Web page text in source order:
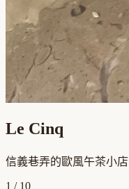
Le Cinq
信義巷弄的歐風午茶小店
1 / 10